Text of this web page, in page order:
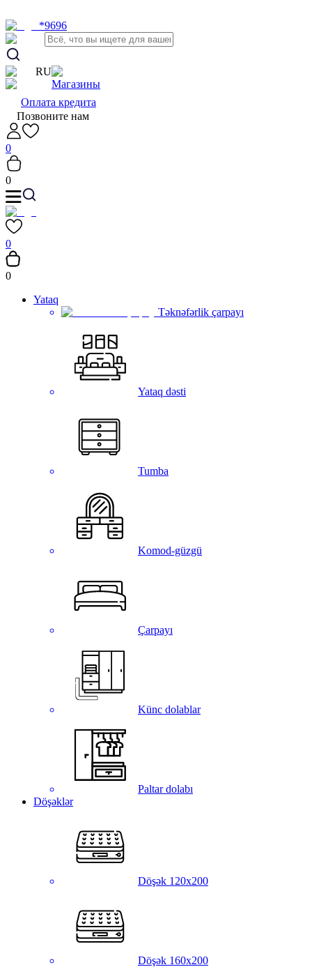
*9696
RU
Магазины
Оплата кредита
Позвоните нам
0
0
0
0
Yataq
Təknəfərlik çarpayı
Yataq dəsti
Tumba
Komod-güzgü
Çarpayı
Künc dolablar
Paltar dolabı
Döşəklər
Döşək 120x200
Döşək 160x200